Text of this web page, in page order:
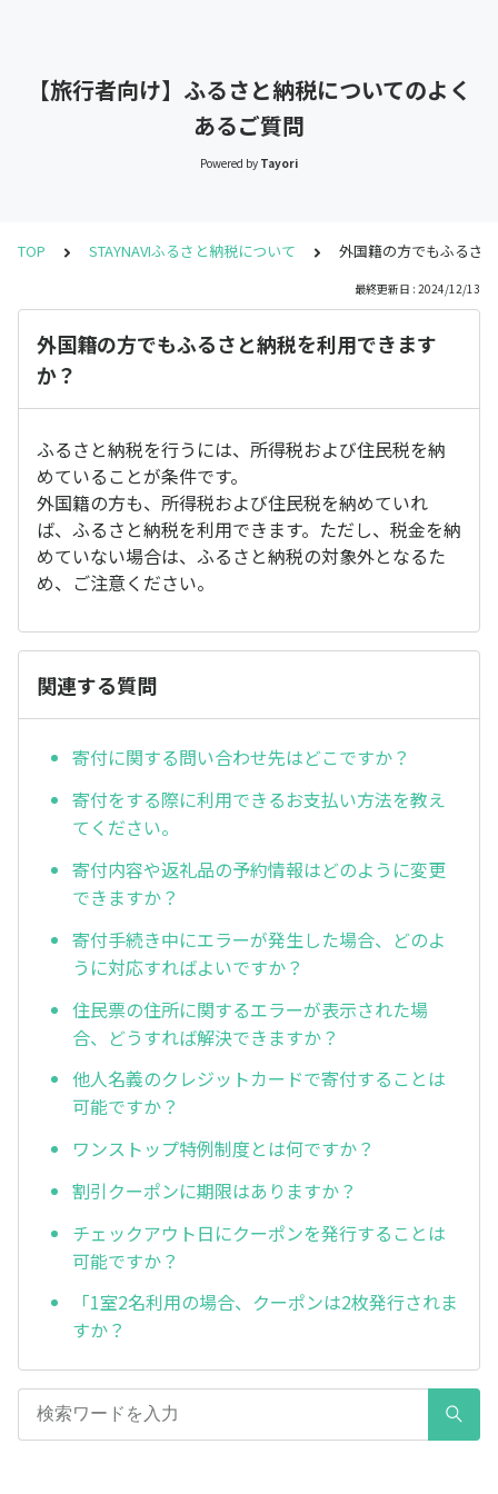
【旅行者向け】ふるさと納税についてのよく
あるご質問
Powered by Tayori
TOP STAYNAVIふるさと納税について 外国籍の方でもふるさ
最終更新日 : 2024/12/13
外国籍の方でもふるさと納税を利用できます
か？
ふるさと納税を行うには、所得税および住民税を納
めていることが条件です。
外国籍の方も、所得税および住民税を納めていれ
ば、ふるさと納税を利用できます。ただし、税金を納
めていない場合は、ふるさと納税の対象外となるた
め、ご注意ください。
関連する質問
寄付に関する問い合わせ先はどこですか？
寄付をする際に利用できるお支払い方法を教え
てください。
寄付内容や返礼品の予約情報はどのように変更
できますか？
寄付手続き中にエラーが発生した場合、どのよ
うに対応すればよいですか？
住民票の住所に関するエラーが表示された場
合、どうすれば解決できますか？
他人名義のクレジットカードで寄付することは
可能ですか？
ワンストップ特例制度とは何ですか？
割引クーポンに期限はありますか？
チェックアウト日にクーポンを発行することは
可能ですか？
「1室2名利用の場合、クーポンは2枚発行されま
すか？